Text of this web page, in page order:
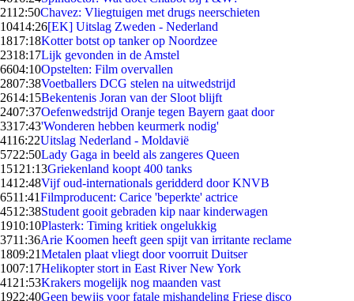
2112:50Chavez: Vliegtuigen met drugs neerschieten
10414:26[EK] Uitslag Zweden - Nederland
1817:18Kotter botst op tanker op Noordzee
2318:17Lijk gevonden in de Amstel
6604:10Opstelten: Film overvallen
2807:38Voetballers DCG stelen na uitwedstrijd
2614:15Bekentenis Joran van der Sloot blijft
2407:37Oefenwedstrijd Oranje tegen Bayern gaat door
3317:43'Wonderen hebben keurmerk nodig'
4116:22Uitslag Nederland - Moldavië
5722:50Lady Gaga in beeld als zangeres Queen
151 21:13Griekenland koopt 400 tanks
1412:48Vijf oud-internationals geridderd door KNVB
6511:41Filmproducent: Carice 'beperkte' actrice
4512:38Student gooit gebraden kip naar kinderwagen
1910:10Plasterk: Timing kritiek ongelukkig
3711:36Arie Koomen heeft geen spijt van irritante reclame
1809:21Metalen plaat vliegt door voorruit Duitser
1007:17Helikopter stort in East River New York
41 21:53Krakers mogelijk nog maanden vast
1922:40Geen bewijs voor fatale mishandeling Friese disco